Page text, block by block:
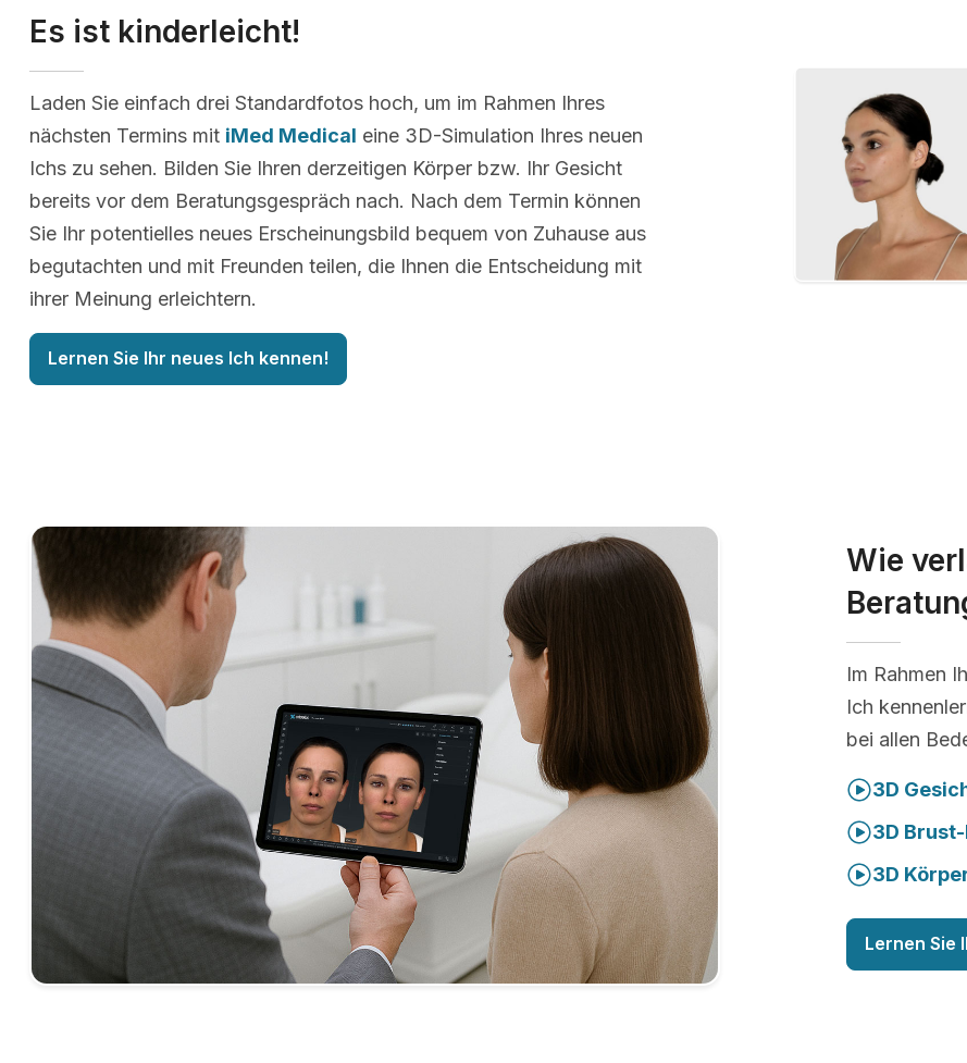
Es ist kinderleicht!
Laden Sie einfach drei Standardfotos hoch, um im Rahmen Ihres
nächsten Termins mit iMed Medical eine 3D-Simulation Ihres neuen
Ichs zu sehen. Bilden Sie Ihren derzeitigen Körper bzw. Ihr Gesicht
bereits vor dem Beratungsgespräch nach. Nach dem Termin können
Sie Ihr potentielles neues Erscheinungsbild bequem von Zuhause aus
begutachten und mit Freunden teilen, die Ihnen die Entscheidung mit
ihrer Meinung erleichtern.
Lernen Sie Ihr neues Ich kennen!
Wie
Im Rahmen
Ich
bei allen
3D
3D
3D
Lernen Sie